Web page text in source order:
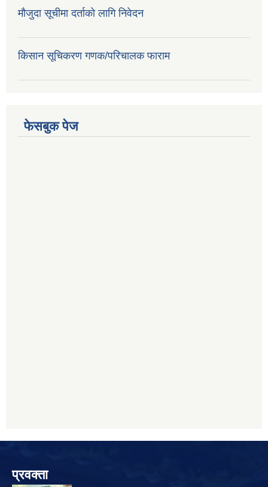
मौजुदा सूचीमा दर्ताको लागि निवेदन
किसान सूचिकरण गणक/परिचालक फाराम
फेसबुक पेज
प्रवक्ता